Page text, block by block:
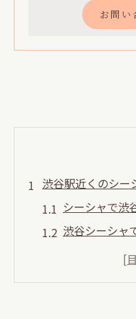
お問い
渋谷駅近くのシー
シーシャで渋
渋谷シーシャ